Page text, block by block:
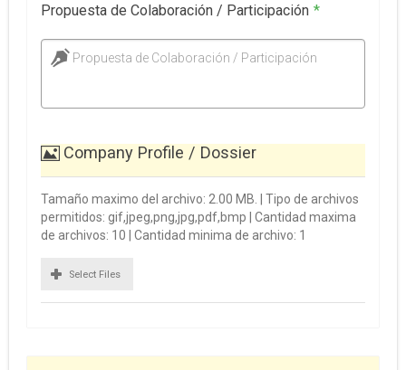
Propuesta de Colaboración / Participación *
Propuesta de Colaboración / Participación
Company Profile / Dossier
Tamaño maximo del archivo: 2.00 MB. | Tipo de archivos
permitidos: gif,jpeg,png,jpg,pdf,bmp | Cantidad maxima
de archivos: 10 | Cantidad minima de archivo: 1
Select Files